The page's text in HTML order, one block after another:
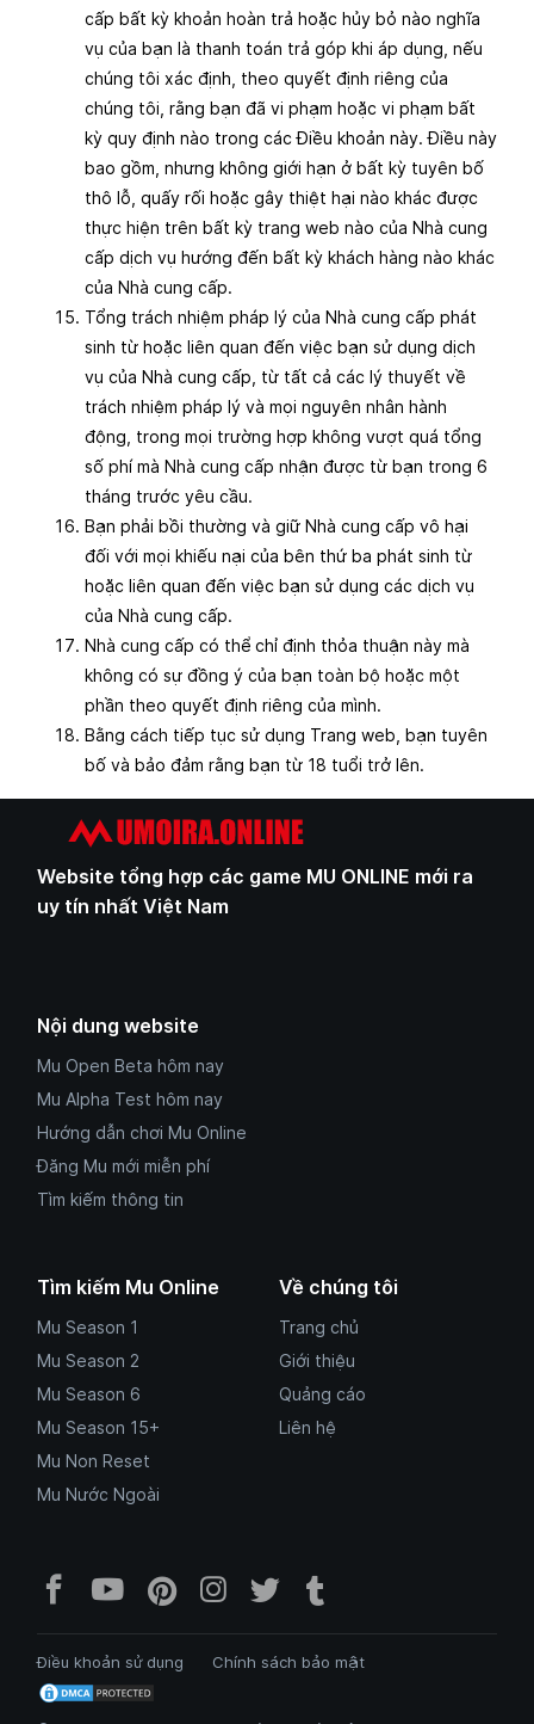
cấp bất kỳ khoản hoàn trả hoặc hủy bỏ nào nghĩa
vụ của bạn là thanh toán trả góp khi áp dụng, nếu
chúng tôi xác định, theo quyết định riêng của
chúng tôi, rằng bạn đã vi phạm hoặc vi phạm bất
kỳ quy định nào trong các Điều khoản này. Điều này
bao gồm, nhưng không giới hạn ở bất kỳ tuyên bố
thô lỗ, quấy rối hoặc gây thiệt hại nào khác được
thực hiện trên bất kỳ trang web nào của Nhà cung
cấp dịch vụ hướng đến bất kỳ khách hàng nào khác
của Nhà cung cấp.
Tổng trách nhiệm pháp lý của Nhà cung cấp phát
sinh từ hoặc liên quan đến việc bạn sử dụng dịch
vụ của Nhà cung cấp, từ tất cả các lý thuyết về
trách nhiệm pháp lý và mọi nguyên nhân hành
động, trong mọi trường hợp không vượt quá tổng
số phí mà Nhà cung cấp nhận được từ bạn trong 6
tháng trước yêu cầu.
Bạn phải bồi thường và giữ Nhà cung cấp vô hại
đối với mọi khiếu nại của bên thứ ba phát sinh từ
hoặc liên quan đến việc bạn sử dụng các dịch vụ
của Nhà cung cấp.
Nhà cung cấp có thể chỉ định thỏa thuận này mà
không có sự đồng ý của bạn toàn bộ hoặc một
phần theo quyết định riêng của mình.
Bằng cách tiếp tục sử dụng Trang web, bạn tuyên
bố và bảo đảm rằng bạn từ 18 tuổi trở lên.
Website tổng hợp các game MU ONLINE mới ra
uy tín nhất Việt Nam
Nội dung website
Mu Open Beta hôm nay
Mu Alpha Test hôm nay
Hướng dẫn chơi Mu Online
Đăng Mu mới miễn phí
Tìm kiếm thông tin
Tìm kiếm Mu Online
Mu Season 1
Mu Season 2
Mu Season 6
Mu Season 15+
Mu Non Reset
Mu Nước Ngoài
Về chúng tôi
Trang chủ
Giới thiệu
Quảng cáo
Liên hệ
Facebook Mu Mới Ra -
YouTube Mu Mới Ra - Kênh
Pinterest Mumoira.online -
Instagram
TwitterTumblr Mu Mới
Điều khoản sử dụng Chính sách bảo mật